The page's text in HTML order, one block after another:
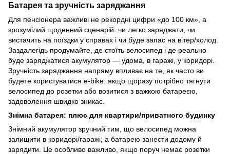
Батарея та зручність заряджання
Для пенсіонера важливі не рекордні цифри «до 100 км», а
зрозумілий щоденний сценарій: чи легко заряджати, чи
вистачить на поїздки у справах і чи буде запас на вітер/холод.
Заздалегідь продумайте, де стоїть велосипед і де реально
буде заряджатися акумулятор — удома, в гаражі, у коридорі.
Зручність заряджання напряму впливає на те, як часто ви
будете користуватися e-bike: якщо щоразу потрібно тягнути
велосипед до розетки або возитися з важкою батареєю,
задоволення швидко зникає.
Знімна батарея: плюс для квартири/приватного будинку
Знімний акумулятор зручний тим, що велосипед можна
залишити в коридорі/гаражі, а батарею занести додому й
зарядити. Це особливо важливо, якщо поруч немає розетки